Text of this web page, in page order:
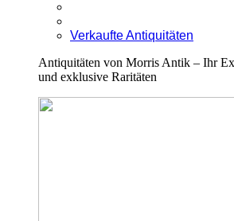
Verkaufte Antiquitäten
Antiquitäten von Morris Antik – Ihr
und exklusive Raritäten